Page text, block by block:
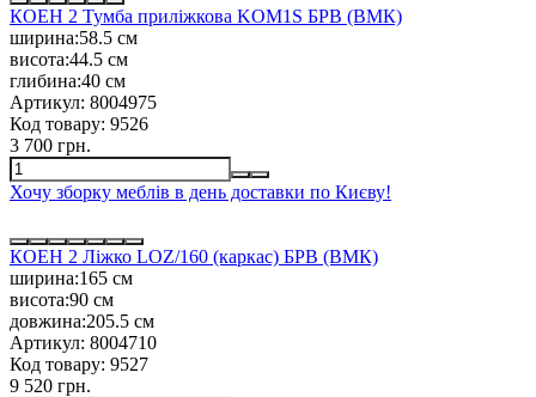
КОЕН 2 Тумба приліжкова KOM1S БРВ (ВМК)
ширина:58.5 см
висота:44.5 см
глибина:40 см
Артикул: 8004975
Код товару: 9526
3 700 грн.
Хочу зборку меблів в день доставки по Києву!
КОЕН 2 Ліжко LOZ/160 (каркас) БРВ (ВМК)
ширина:165 см
висота:90 см
довжина:205.5 см
Артикул: 8004710
Код товару: 9527
9 520 грн.